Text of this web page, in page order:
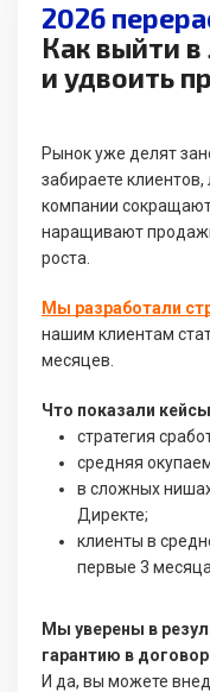
2026
Как выйти
и удвоить
Рынок уже делят
забираете
компании
наращивают
роста.
Мы разработали
нашим клиентам
месяцев.
Что показали
стратегия
средняя
в сложных
Директе;
клиенты в
первые 3 месяца.
Мы уверены в
гарантию в
И да, вы можете